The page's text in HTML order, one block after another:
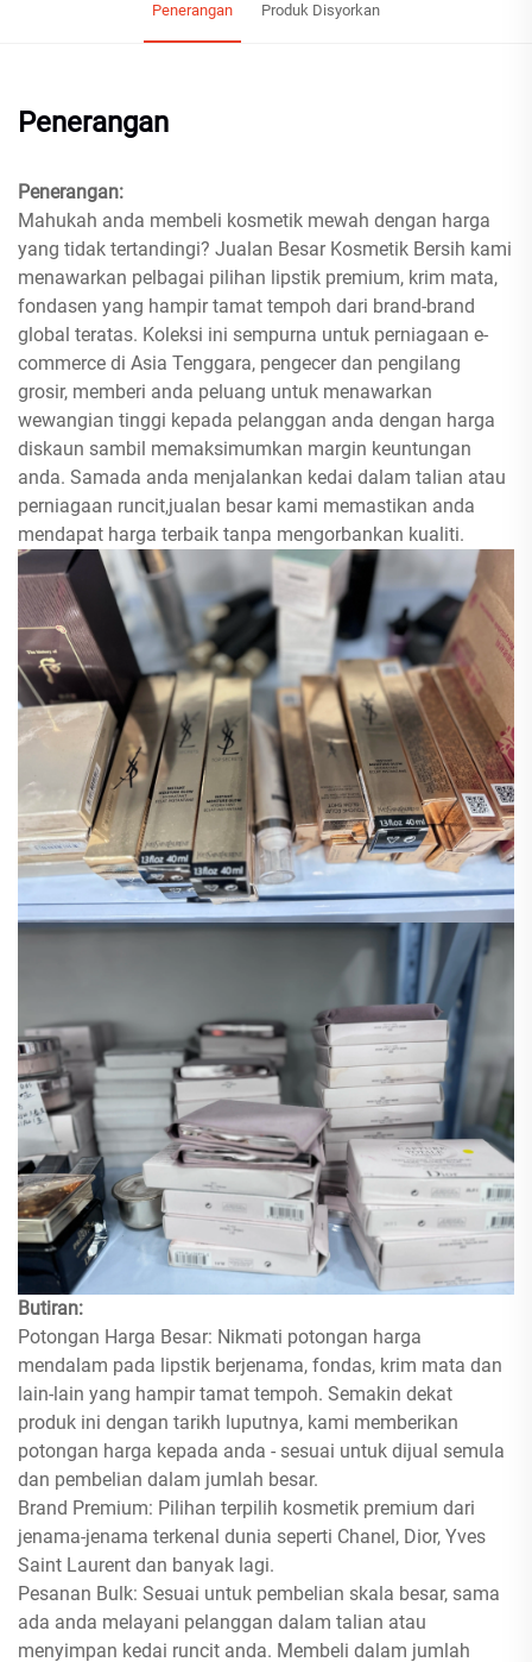
Penerangan Produk Disyorkan
Penerangan
Penerangan:
Mahukah anda membeli kosmetik mewah dengan harga
yang tidak tertandingi? Jualan Besar Kosmetik Bersih kami
menawarkan pelbagai pilihan lipstik premium, krim mata,
fondasen yang hampir tamat tempoh dari brand-brand
global teratas. Koleksi ini sempurna untuk perniagaan e-
commerce di Asia Tenggara, pengecer dan pengilang
grosir, memberi anda peluang untuk menawarkan
wewangian tinggi kepada pelanggan anda dengan harga
diskaun sambil memaksimumkan margin keuntungan
anda. Samada anda menjalankan kedai dalam talian atau
perniagaan runcit,jualan besar kami memastikan anda
mendapat harga terbaik tanpa mengorbankan kualiti.
Butiran:
Potongan Harga Besar: Nikmati potongan harga
mendalam pada lipstik berjenama, fondas, krim mata dan
lain-lain yang hampir tamat tempoh. Semakin dekat
produk ini dengan tarikh luputnya, kami memberikan
potongan harga kepada anda - sesuai untuk dijual semula
dan pembelian dalam jumlah besar.
Brand Premium: Pilihan terpilih kosmetik premium dari
jenama-jenama terkenal dunia seperti Chanel, Dior, Yves
Saint Laurent dan banyak lagi.
Pesanan Bulk: Sesuai untuk pembelian skala besar, sama
ada anda melayani pelanggan dalam talian atau
menyimpan kedai runcit anda. Membeli dalam jumlah